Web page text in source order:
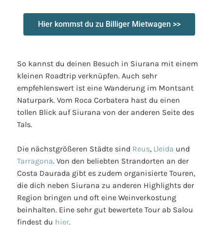
Hier kommst du zu Billiger Mietwagen >>
So kannst du deinen Besuch in Siurana mit einem
kleinen Roadtrip verknüpfen. Auch sehr
empfehlenswert ist eine Wanderung im Montsant
Naturpark. Vom Roca Corbatera hast du einen
tollen Blick auf Siurana von der anderen Seite des
Tals.
Die nächstgrößeren Städte sind Reus, Lleida und
Tarragona. Von den beliebten Strandorten an der
Costa Daurada gibt es zudem organisierte Touren,
die dich neben Siurana zu anderen Highlights der
Region bringen und oft eine Weinverkostung
beinhalten. Eine sehr gut bewertete Tour ab Salou
findest du hier.